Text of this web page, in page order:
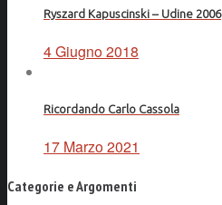
Ryszard Kapuscinski – Udine 2006
4 Giugno 2018
Ricordando Carlo Cassola
17 Marzo 2021
Categorie e Argomenti